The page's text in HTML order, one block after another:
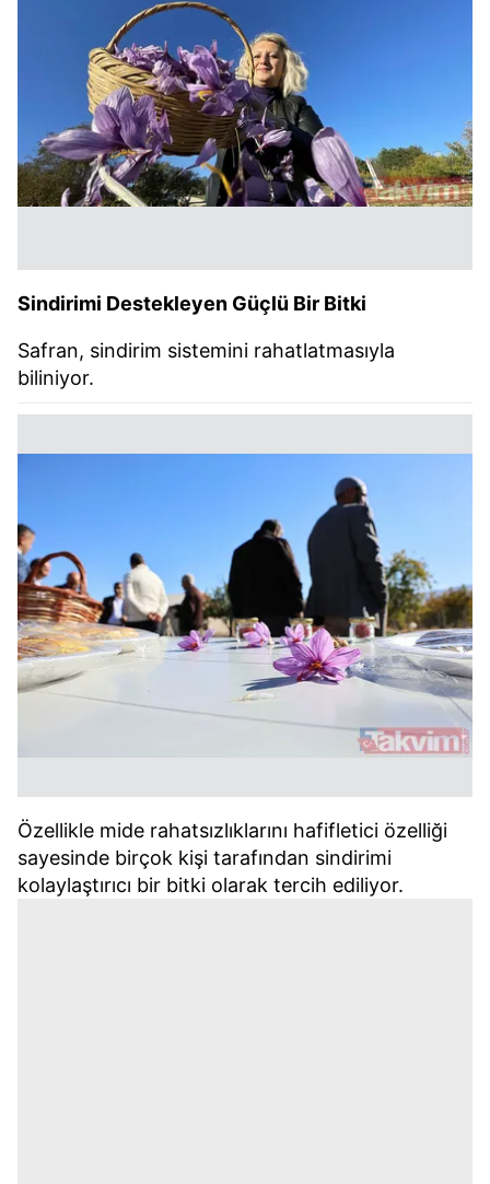
Sindirimi Destekleyen Güçlü Bir Bitki
Safran, sindirim sistemini rahatlatmasıyla
biliniyor.
Özellikle mide rahatsızlıklarını hafifletici özelliği
sayesinde birçok kişi tarafından sindirimi
kolaylaştırıcı bir bitki olarak tercih ediliyor.